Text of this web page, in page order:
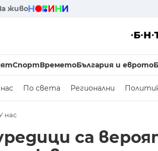
живо
СпортВреметоБългария и еврото
По света Регионални
нас
са